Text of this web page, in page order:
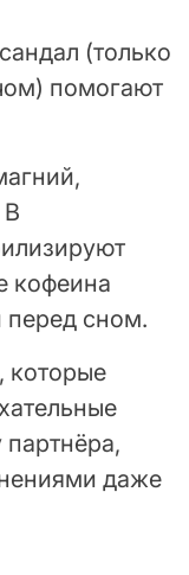
(только
помогают
кофеина
перед сном.
которые
даже